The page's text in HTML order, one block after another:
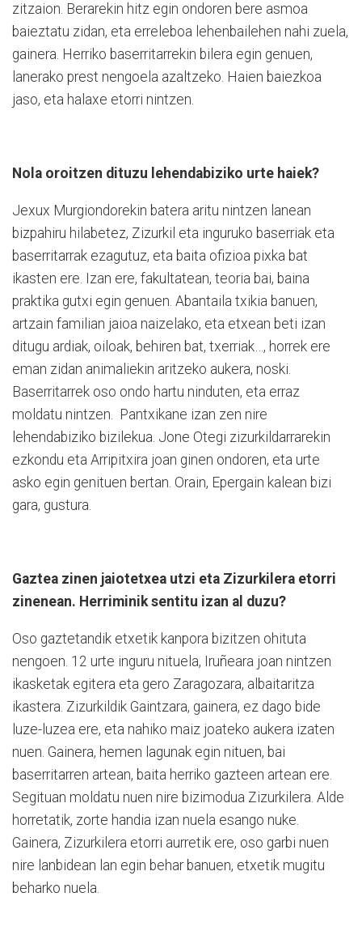
zitzaion. Berarekin hitz egin ondoren bere asmoa
baieztatu zidan, eta erreleboa lehenbailehen nahi zuela,
gainera. Herriko baserritarrekin bilera egin genuen,
lanerako prest nengoela azaltzeko. Haien baiezkoa
jaso, eta halaxe etorri nintzen.
Nola oroitzen dituzu lehendabiziko urte haiek?
Jexux Murgiondorekin batera aritu nintzen lanean
bizpahiru hilabetez, Zizurkil eta inguruko baserriak eta
baserritarrak ezagutuz, eta baita ofizioa pixka bat
ikasten ere. Izan ere, fakultatean, teoria bai, baina
praktika gutxi egin genuen. Abantaila txikia banuen,
artzain familian jaioa naizelako, eta etxean beti izan
ditugu ardiak, oiloak, behiren bat, txerriak…, horrek ere
eman zidan animaliekin aritzeko aukera, noski.
Baserritarrek oso ondo hartu ninduten, eta erraz
moldatu nintzen. Pantxikane izan zen nire
lehendabiziko bizilekua. Jone Otegi zizurkildarrarekin
ezkondu eta Arripitxira joan ginen ondoren, eta urte
asko egin genituen bertan. Orain, Epergain kalean bizi
gara, gustura.
Gaztea zinen jaiotetxea utzi eta Zizurkilera etorri
zinenean. Herriminik sentitu izan al duzu?
Oso gaztetandik etxetik kanpora bizitzen ohituta
nengoen. 12 urte inguru nituela, Iruñeara joan nintzen
ikasketak egitera eta gero Zaragozara, albaitaritza
ikastera. Zizurkildik Gaintzara, gainera, ez dago bide
luze-luzea ere, eta nahiko maiz joateko aukera izaten
nuen. Gainera, hemen lagunak egin nituen, bai
baserritarren artean, baita herriko gazteen artean ere.
Segituan moldatu nuen nire bizimodua Zizurkilera. Alde
horretatik, zorte handia izan nuela esango nuke.
Gainera, Zizurkilera etorri aurretik ere, oso garbi nuen
nire lanbidean lan egin behar banuen, etxetik mugitu
beharko nuela.